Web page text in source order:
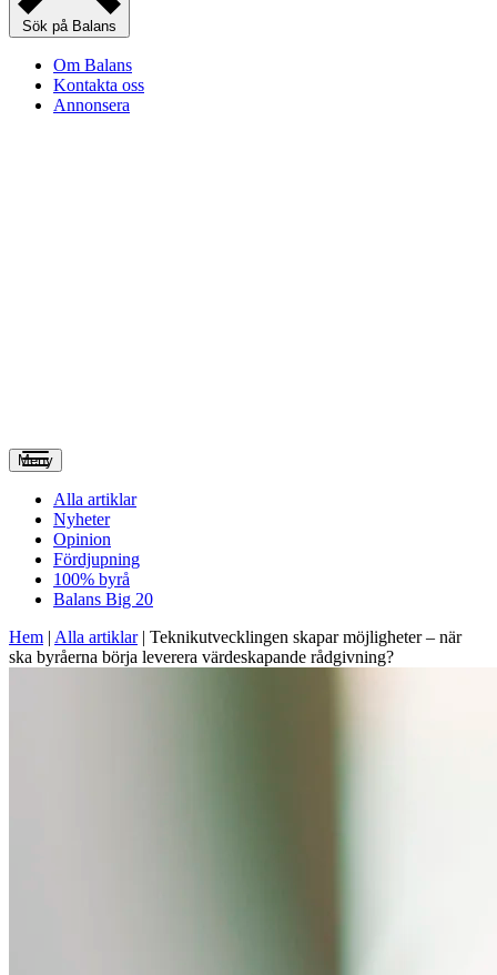
Sök på Balans
Om Balans
Kontakta oss
Annonsera
Meny
Alla artiklar
Nyheter
Opinion
Fördjupning
100% byrå
Balans Big 20
Hem | Alla artiklar| Teknikutvecklingen skapar möjligheter – när
ska byråerna börja leverera värdeskapande rådgivning?